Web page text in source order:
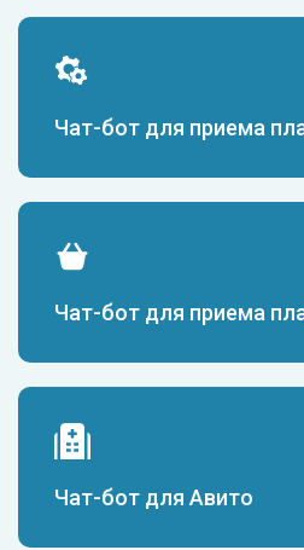
Чат-бот для приема
Чат-бот для приема
Чат-бот для Авито